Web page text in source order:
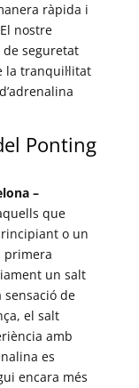
ràpida i
nostre
de seguretat
tranquil·litat
Ponting
–
que
o un
primera
un salt
de
el salt
amb
es
encara més